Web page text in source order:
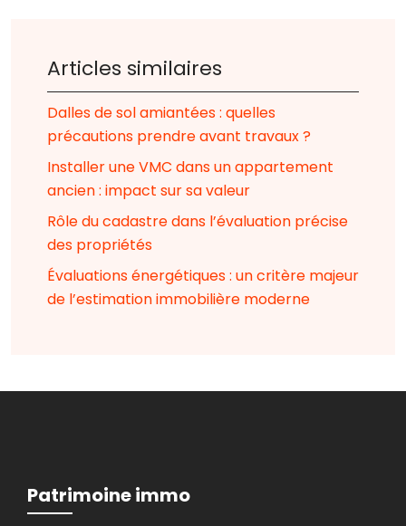
Articles similaires
Dalles de sol amiantées : quelles
précautions prendre avant travaux ?
Installer une VMC dans un appartement
ancien : impact sur sa valeur
Rôle du cadastre dans l’évaluation précise
des propriétés
Évaluations énergétiques : un critère majeur
de l’estimation immobilière moderne
Patrimoine immo